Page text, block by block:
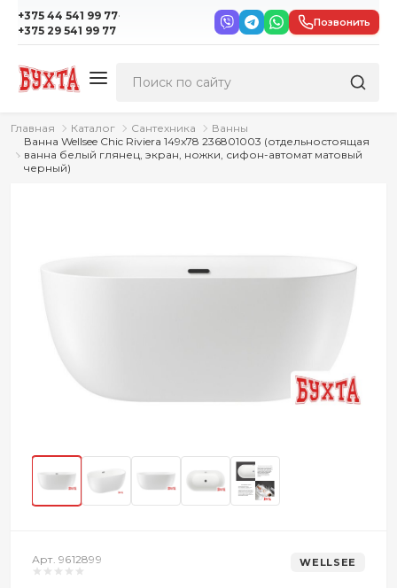
+375 44 541 99 77·
+375 29 541 99 77
Позвонить
Главная Каталог Сантехника
Ванны
Ванна Wellsee Chic Riviera 149x78 236801003 (отдельностоящая
ванна белый глянец, экран, ножки, сифон-автомат матовый
черный)
Арт. 9612899 WELLSEE